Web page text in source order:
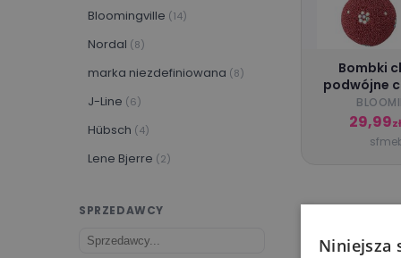
Bloomingville (14)
Nordal (8)
marka niezdefiniowana (8)
J-Line (6)
Hübsch (4)
Lene Bjerre (2)
SPRZEDAWCY
Bombki
podwójne
29,99zł
Niniejsza